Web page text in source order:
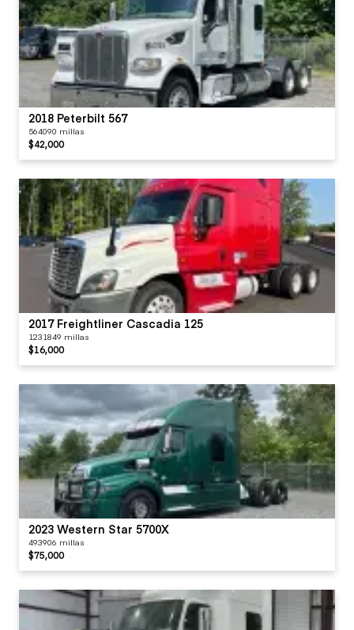
2018 Peterbilt 567
564090 millas
$42,000
2017 Freightliner Cascadia 125
1231849 millas
$16,000
2023 Western Star 5700X
493906 millas
$75,000